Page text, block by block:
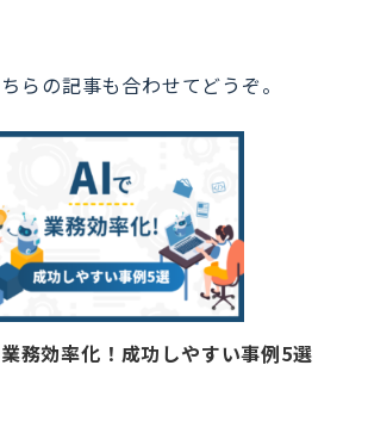
らの記事も合わせてどうぞ。
業務効率化！成功しやすい事例5選